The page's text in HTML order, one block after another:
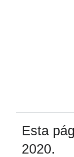
Esta
2020.